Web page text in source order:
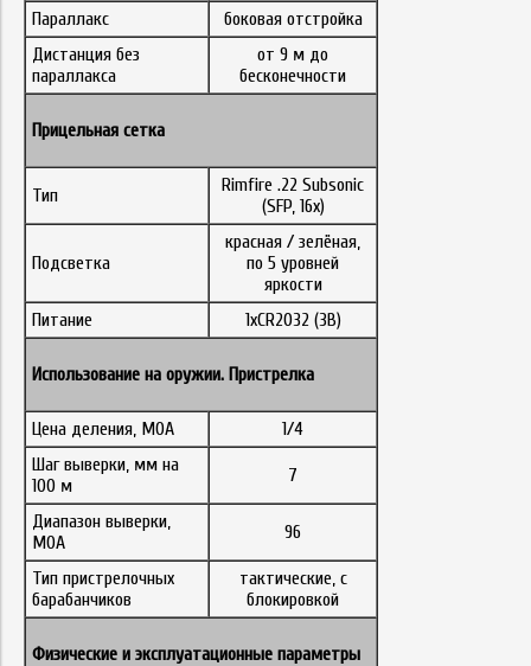
Параллакс
боковая отстройка
Дистанция без
параллакса
от 9 м до
бесконечности
Прицельная сетка
Тип
Rimfire .22 Subsonic
(SFP, 16x)
Подсветка
красная / зелёная,
по 5 уровней
яркости
Питание
1xCR2032 (3B)
Использование на оружии. Пристрелка
Цена деления, MOA
1/4
Шаг выверки, мм на
100 м
7
Диапазон выверки,
MOA
96
Тип пристрелочных
барабанчиков
тактические, с
блокировкой
Физические и эксплуатационные параметры